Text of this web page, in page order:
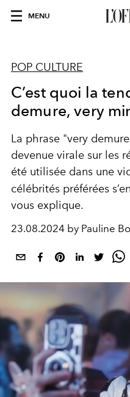
MENU
POP CULTURE
C’est quoi la
demure, very
La phrase "very
devenue virale sur les
été utilisée dans une
célébrités préférées
vous explique.
23.08.2024 by Pauline